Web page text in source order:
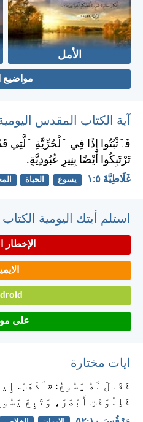
الأمل
مواضيع
آية الكتاب المقدس
فَٱثْبُتُوا إِذًا فِي ٱلْحُرِّيَّةِ ٱلَّتِي
تَرْتَبِكُوا أَيْضًا بِنِيرِ عُبُودِيَّةٍ.
غَلَاطِيَّةَ ٥:‏١ يسوع الحياة
استلم أيتك اليومية
الإخطار
على
ايات مختارة
فَقَالَ لَهُ يَسُوعُ: «ٱذْهَبْ.
فَلِلْوَقْتِ أَبْصَرَ، وَتَبِعَ